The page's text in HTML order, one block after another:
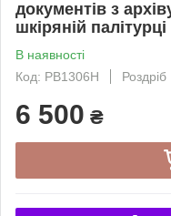
документів з
шкіряній палітурці
В наявності
Код: PB1306Н
Роздріб
6 500 ₴